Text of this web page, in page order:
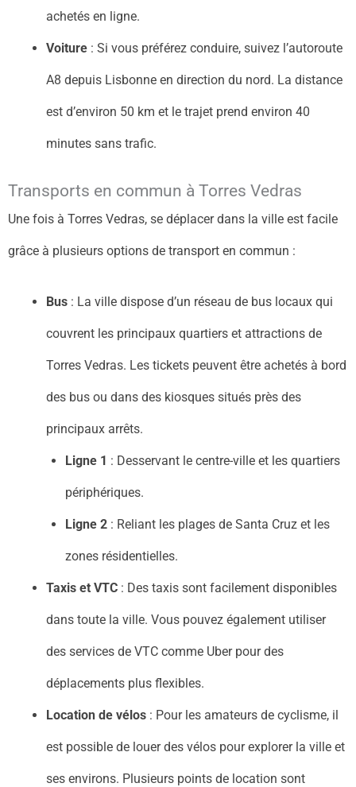
achetés en ligne.
Voiture : Si vous préférez conduire, suivez l’autoroute
A8 depuis Lisbonne en direction du nord. La distance
est d’environ 50 km et le trajet prend environ 40
minutes sans trafic.
Transports en commun à Torres Vedras
Une fois à Torres Vedras, se déplacer dans la ville est facile
grâce à plusieurs options de transport en commun :
Bus : La ville dispose d’un réseau de bus locaux qui
couvrent les principaux quartiers et attractions de
Torres Vedras. Les tickets peuvent être achetés à bord
des bus ou dans des kiosques situés près des
principaux arrêts.
Ligne 1 : Desservant le centre-ville et les quartiers
périphériques.
Ligne 2 : Reliant les plages de Santa Cruz et les
zones résidentielles.
Taxis et VTC : Des taxis sont facilement disponibles
dans toute la ville. Vous pouvez également utiliser
des services de VTC comme Uber pour des
déplacements plus flexibles.
Location de vélos : Pour les amateurs de cyclisme, il
est possible de louer des vélos pour explorer la ville et
ses environs. Plusieurs points de location sont